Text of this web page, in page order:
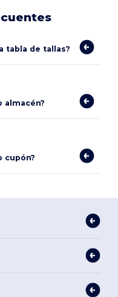
tabla de tallas?
almacén?
cupón?